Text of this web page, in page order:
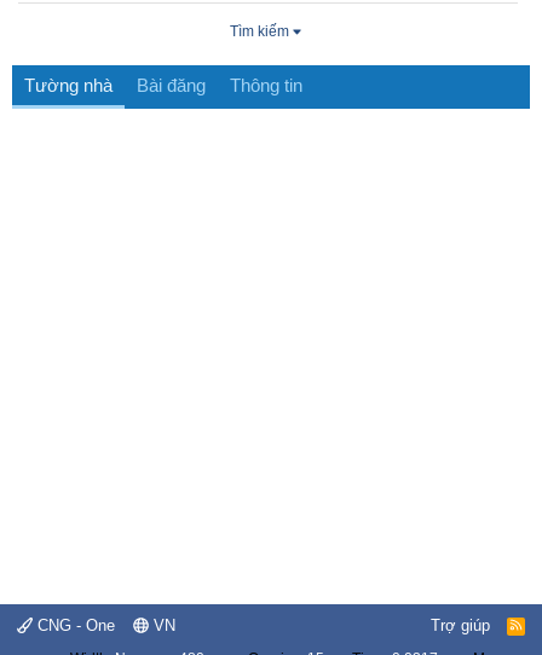
Tìm kiếm
Tường nhà Bài đăng Thông tin
CNG - One VN Trợ giúp
R